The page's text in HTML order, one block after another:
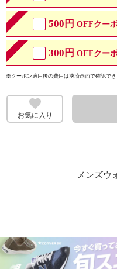
500円 OFFクー
300円 OFFクー
※クーポン適用後の費用は決済画面で確認で
お気に入り
メンズウ